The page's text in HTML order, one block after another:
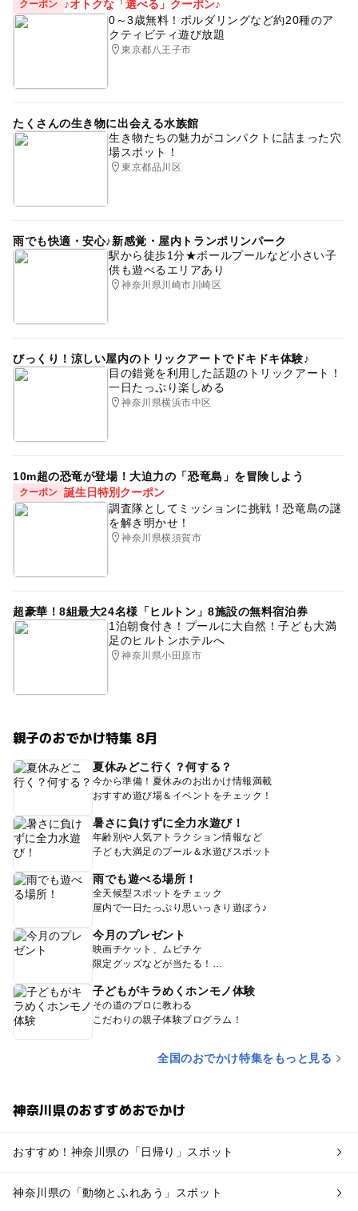
クーポン
♪オトクな「選べる」クーポン♪
0～3歳無料！ボルダリングなど約20種のア
クティビティ遊び放題
東京都八王子市
たくさんの生き物に出会える水族館
生き物たちの魅力がコンパクトに詰まった穴
場スポット！
東京都品川区
雨でも快適・安心♪新感覚・屋内トランポリンパーク
駅から徒歩1分★ボールプールなど小さい子
供も遊べるエリアあり
神奈川県川崎市川崎区
びっくり！涼しい屋内のトリックアートでドキドキ体験♪
目の錯覚を利用した話題のトリックアート！
一日たっぷり楽しめる
神奈川県横浜市中区
10m超の恐竜が登場！大迫力の「恐竜島」を冒険しよう
クーポン 誕生日特別クーポン
調査隊としてミッションに挑戦！恐竜島の謎
を解き明かせ！
神奈川県横須賀市
超豪華！8組最大24名様「ヒルトン」8施設の無料宿泊券
1泊朝食付き！プールに大自然！子ども大満
足のヒルトンホテルへ
神奈川県小田原市
親子のおでかけ特集 8月
夏休みどこ行く？何する？
今から準備！夏休みのお出かけ情報満載
おすすめ遊び場＆イベントをチェック！
暑さに負けずに全力水遊び！
年齢別や人気アトラクション情報など
子ども大満足のプール＆水遊びスポット
雨でも遊べる場所！
全天候型スポットをチェック
屋内で一日たっぷり思いっきり遊ぼう♪
今月のプレゼント
映画チケット、ムビチケ
限定グッズなどが当たる！
子どもがキラめくホンモノ体験
その道のプロに教わる
こだわりの親子体験プログラム！
全国のおでかけ特集をもっと見る
神奈川県のおすすめおでかけ
おすすめ！神奈川県の「日帰り」スポット
神奈川県の「動物とふれあう」スポット